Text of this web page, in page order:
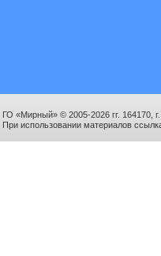
ГО «Мирный» © 2005-2026 гг. 164170,
При использовании материалов